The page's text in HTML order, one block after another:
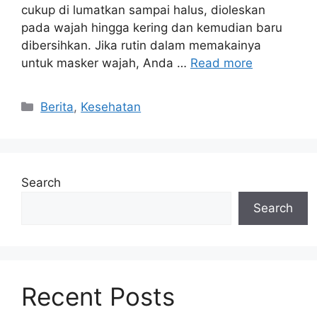
cukup di lumatkan sampai halus, dioleskan
pada wajah hingga kering dan kemudian baru
dibersihkan. Jika rutin dalam memakainya
untuk masker wajah, Anda … Read more
Categories
Berita, Kesehatan
Search
Search
Recent Posts